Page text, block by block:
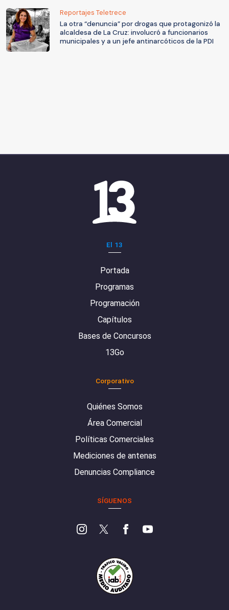
Reportajes Teletrece
La otra “denuncia” por drogas que protagonizó la
alcaldesa de La Cruz: involucró a funcionarios
municipales y a un jefe antinarcóticos de la PDI
El 13
Portada
Programas
Programación
Capítulos
Bases de Concursos
13Go
Corporativo
Quiénes Somos
Área Comercial
Políticas Comerciales
Mediciones de antenas
Denuncias Compliance
SÍGUENOS